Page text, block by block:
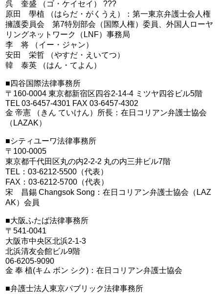
呉 奎盛 （ゴ・ケイセイ） ???
原田 學植 （はらだ・がくうえ）：第一東京弁護士会人権
擁護委員会 第7特別部会（国際人権）委員、外国人ローヤ
リングネットワーク（LNF）事務局
李 将 （イー・ジャン）
安田 栄哲 （やすだ・えいてつ）
韓 泰英 （はん・てよん）
■四谷国際法律事務所
〒160-0004 東京都新宿区四谷2-14-4 ミツヤ四谷ビル5階
TEL 03-6457-4301 FAX 03-6457-4302
金 帝憲 （きん ていけん）所長：在日コリアン弁護士協会
（LAZAK）
■シティユーワ法律事務所
〒100-0005
東京都千代田区丸の内2-2-2 丸の内三井ビル7階
TEL：03-6212-5500（代表）
FAX：03-6212-5700（代表）
宋 昌錫 Changsok Song：在日コリアン弁護士協会（LAZ
AK）会員
■大阪ふたば法律事務所
〒541-0041
大阪市中央区北浜2-1-3
北浜清友会館ビル9階
06-6205-9090
金 奉 植(キム ボン シク)：在日コリアン弁護士協会
■弁護士法人東京パブリック法律事務所